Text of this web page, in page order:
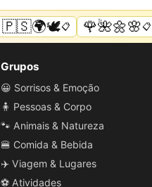
🇵🇸🌍🕊️📋 🌹🌺🌼🌸📋
Grupos
😀 Sorrisos & Emoção
🧍 Pessoas & Corpo
🐾 Animais & Natureza
🍔 Comida & Bebida
✈️ Viagem & Lugares
⚽ Atividades